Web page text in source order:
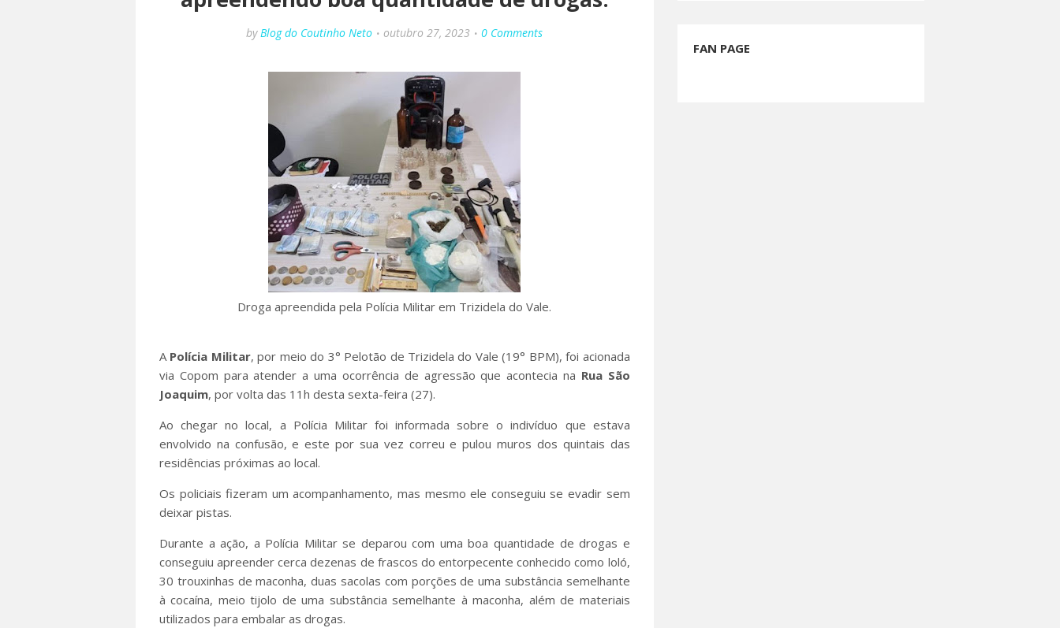
by Blog do Coutinho Neto outubro 27, 2023 0 Comments
Droga apreendida pela Polícia Militar em Trizidela do Vale.
A Polícia Militar, por meio do 3° Pelotão de Trizidela do Vale (19° BPM), foi acionada
via Copom para atender a uma ocorrência de agressão que acontecia na Rua São
Joaquim, por volta das 11h desta sexta-feira (27).
Ao chegar no local, a Polícia Militar foi informada sobre o indivíduo que estava
envolvido na confusão, e este por sua vez correu e pulou muros dos quintais das
residências próximas ao local.
Os policiais fizeram um acompanhamento, mas mesmo ele conseguiu se evadir sem
deixar pistas.
Durante a ação, a Polícia Militar se deparou com uma boa quantidade de drogas e
conseguiu apreender cerca dezenas de frascos do entorpecente conhecido como loló,
30 trouxinhas de maconha, duas sacolas com porções de uma substância semelhante
à cocaína, meio tijolo de uma substância semelhante à maconha, além de materiais
utilizados para embalar as drogas.
FAN PAGE